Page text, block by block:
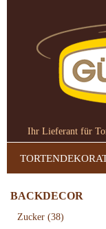
Ihr Lieferant für
BACKDECOR
Zucker (38)